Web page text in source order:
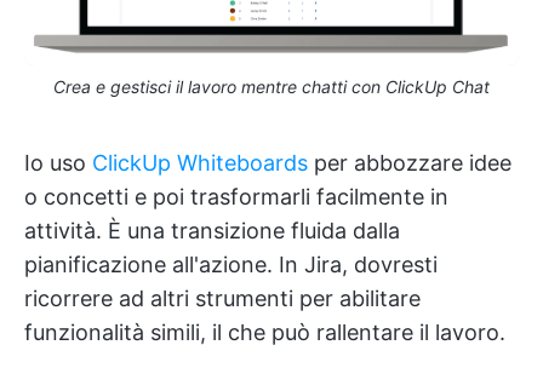
Crea e gestisci il lavoro mentre chatti con ClickUp Chat
Io uso ClickUp Whiteboards per abbozzare idee
o concetti e poi trasformarli facilmente in
attività. È una transizione fluida dalla
pianificazione all'azione. In Jira, dovresti
ricorrere ad altri strumenti per abilitare
funzionalità simili, il che può rallentare il lavoro.